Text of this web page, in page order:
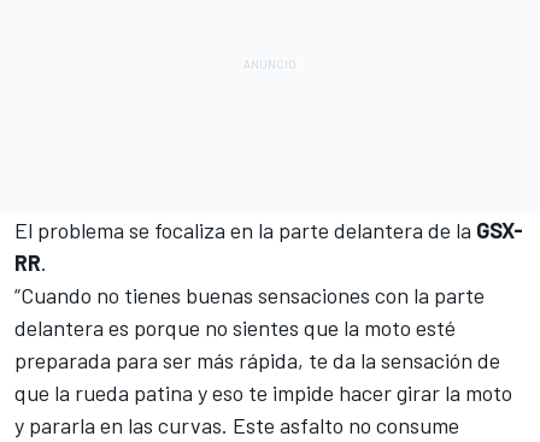
El problema se focaliza en la parte delantera de la GSX-
RR.
“Cuando no tienes buenas sensaciones con la parte
delantera es porque no sientes que la moto esté
preparada para ser más rápida, te da la sensación de
que la rueda patina y eso te impide hacer girar la moto
y pararla en las curvas. Este asfalto no consume